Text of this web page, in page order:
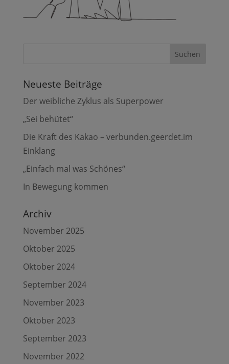
Neueste Beiträge
Der weibliche Zyklus als Superpower
„Sei behütet“
Die Kraft des Kakao – verbunden.geerdet.im
Einklang
„Einfach mal was Schönes“
In Bewegung kommen
Archiv
November 2025
Oktober 2025
Oktober 2024
September 2024
November 2023
Oktober 2023
September 2023
November 2022